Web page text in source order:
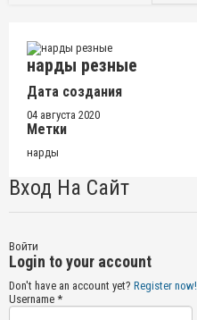
нарды резные
Дата создания
04 августа 2020
Метки
нарды
Вход На Сайт
Войти
Login to your account
Don't have an account yet? Register now!
Username *